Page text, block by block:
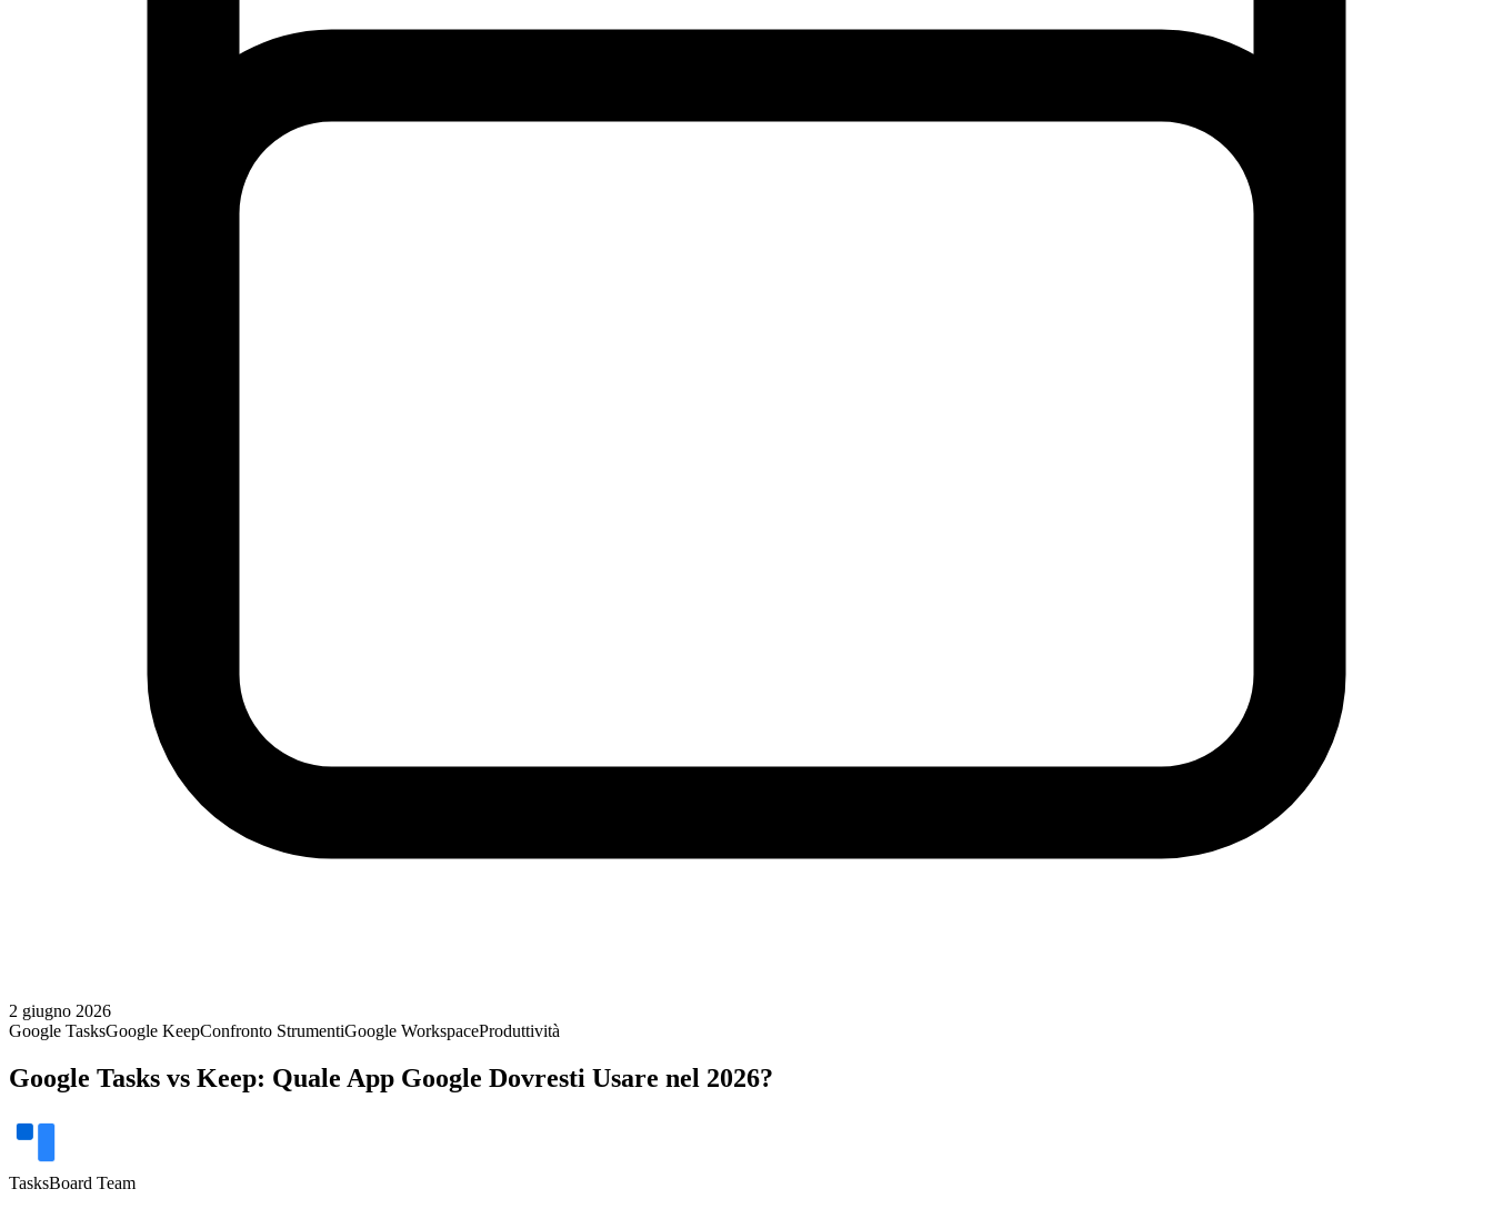
2 giugno 2026
Google TasksGoogle KeepConfronto StrumentiGoogle WorkspaceProduttività
Google Tasks vs Keep: Quale App Google Dovresti Usare nel 2026?
TasksBoard Team